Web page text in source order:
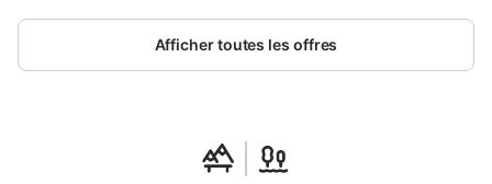
Afficher toutes les offres